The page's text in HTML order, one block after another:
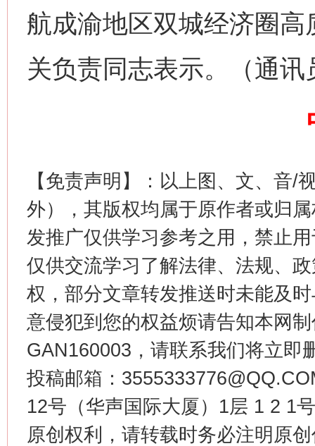
航成渝地区双城经济圈高
关负责同志表示。（通讯
【免责声明】：以上图、文、音/
外），其版权均属于原作者或归
发推广仅供学习参考之用，禁止
仅供交流学习了解法律、法规、
权，部分文章转发推送时未能及
意侵犯到您的权益烦请告知本网
GAN160003，请联系我们将立即
投稿邮箱：
12号（华声国际大厦）1层 1 2 1
原创权利，请转载时务必注明原
网上购药对药下症？
这是一记警钟！ 谢
在谋一域中谋全局
今